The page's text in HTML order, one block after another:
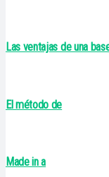
Las ventajas de una
El método de
Made in a